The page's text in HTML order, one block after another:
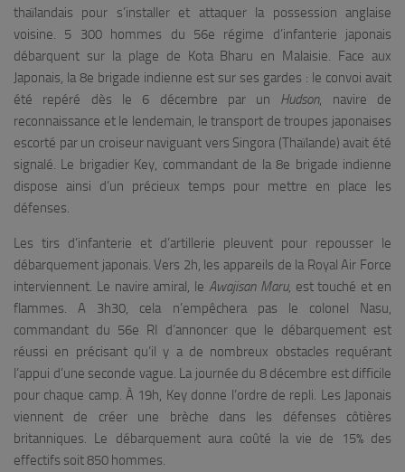
thaïlandais pour s’installer et attaquer la possession anglaise
voisine. 5 300 hommes du 56e régime d’infanterie japonais
débarquent sur la plage de Kota Bharu en Malaisie. Face aux
Japonais, la 8e brigade indienne est sur ses gardes : le convoi avait
été repéré dès le 6 décembre par un Hudson, navire de
reconnaissance et le lendemain, le transport de troupes japonaises
escorté par un croiseur naviguant vers Singora (Thaïlande) avait été
signalé. Le brigadier Key, commandant de la 8e brigade indienne
dispose ainsi d’un précieux temps pour mettre en place les
défenses.
Les tirs d’infanterie et d’artillerie pleuvent pour repousser le
débarquement japonais. Vers 2h, les appareils de la Royal Air Force
interviennent. Le navire amiral, le Awajisan Maru, est touché et en
flammes. A 3h30, cela n’empêchera pas le colonel Nasu,
commandant du 56e RI d’annoncer que le débarquement est
réussi en précisant qu’il y a de nombreux obstacles requérant
l’appui d’une seconde vague. La journée du 8 décembre est difficile
pour chaque camp. À 19h, Key donne l’ordre de repli. Les Japonais
viennent de créer une brèche dans les défenses côtières
britanniques. Le débarquement aura coûté la vie de 15% des
effectifs soit 850 hommes.